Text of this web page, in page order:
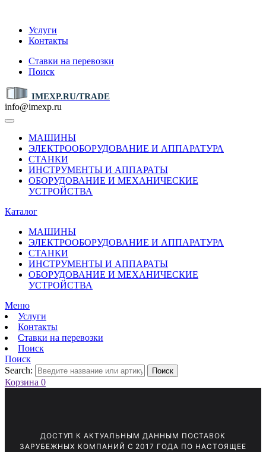
Услуги
Контакты
Ставки на перевозки
Поиск
IMEXP.RU/TRADE
info@imexp.ru
МАШИНЫ
ЭЛЕКТРООБОРУДОВАНИЕ И АППАРАТУРА
СТАНКИ
ИНСТРУМЕНТЫ И АППАРАТЫ
ОБОРУДОВАНИЕ И МЕХАНИЧЕСКИЕ
УСТРОЙСТВА
Каталог
МАШИНЫ
ЭЛЕКТРООБОРУДОВАНИЕ И АППАРАТУРА
СТАНКИ
ИНСТРУМЕНТЫ И АППАРАТЫ
ОБОРУДОВАНИЕ И МЕХАНИЧЕСКИЕ
УСТРОЙСТВА
Меню
Услуги
Контакты
Ставки на перевозки
Поиск
Поиск
Search:
Поиск
Корзина 0
ДОСТУП К АКТУАЛЬНЫМ ДАННЫМ ПОСТАВОК
ЗАРУБЕЖНЫХ КОМПАНИЙ С 2017 ГОДА ПО НАСТОЯЩЕЕ